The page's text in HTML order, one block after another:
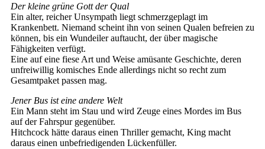
Der kleine grüne Gott der Qual
Ein alter, reicher Unsympath liegt schmerzgeplagt im
Krankenbett. Niemand scheint ihn von seinen Qualen befreien zu
können, bis ein Wundeiler auftaucht, der über magische
Fähigkeiten verfügt.
Eine auf eine fiese Art und Weise amüsante Geschichte, deren
unfreiwillig komisches Ende allerdings nicht so recht zum
Gesamtpaket passen mag.
Jener Bus ist eine andere Welt
Ein Mann steht im Stau und wird Zeuge eines Mordes im Bus
auf der Fahrspur gegenüber.
Hitchcock hätte daraus einen Thriller gemacht, King macht
daraus einen unbefriedigenden Lückenfüller.